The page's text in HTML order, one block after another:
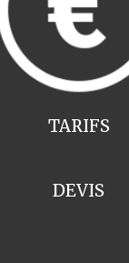
TARIFS
DEVIS